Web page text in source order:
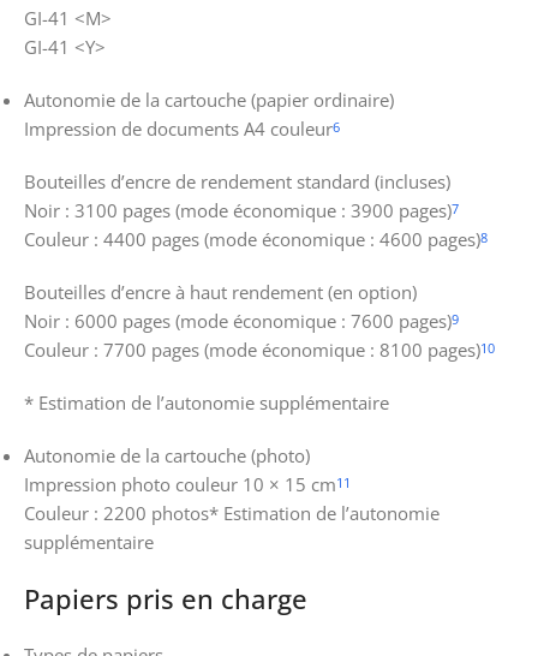
GI-41 <M>
GI-41 <Y>
Autonomie de la cartouche (papier ordinaire)
Impression de documents A4 couleur6
Bouteilles d’encre de rendement standard (incluses)
Noir : 3100 pages (mode économique : 3900 pages)7
Couleur : 4400 pages (mode économique : 4600 pages)8
Bouteilles d’encre à haut rendement (en option)
Noir : 6000 pages (mode économique : 7600 pages)9
Couleur : 7700 pages (mode économique : 8100 pages)10
* Estimation de l’autonomie supplémentaire
Autonomie de la cartouche (photo)
Impression photo couleur 10 × 15 cm11
Couleur : 2200 photos* Estimation de l’autonomie
supplémentaire
Papiers pris en charge